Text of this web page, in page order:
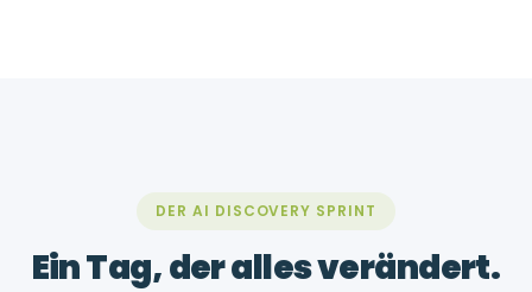
DER AI DISCOVERY SPRINT
Ein Tag, der alles verändert.